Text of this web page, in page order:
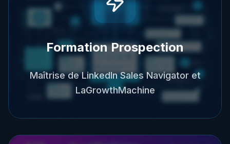
Formation Prospection
Maîtrise de LinkedIn Sales Navigator et
LaGrowthMachine